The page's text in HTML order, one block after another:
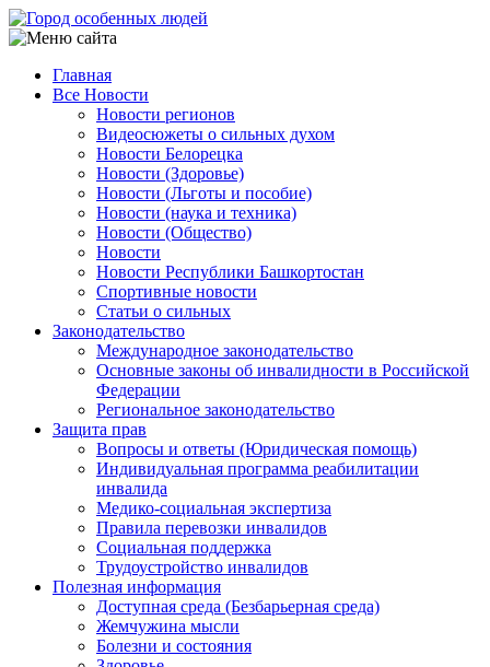
Перейти
к
содержанию
Main
navigation
Главная
Все Новости
Новости регионов
Видеосюжеты о сильных духом
Новости Белорецка
Новости (Здоровье)
Новости (Льготы и пособие)
Новости (наука и техника)
Новости (Общество)
Новости
Новости Республики Башкортостан
Спортивные новости
Статьи о сильных
Законодательство
Международное законодательство
Основные законы об инвалидности в Российской
Федерации
Региональное законодательство
Защита прав
Вопросы и ответы (Юридическая помощь)
Индивидуальная программа реабилитации
инвалида
Медико-социальная экспертиза
Правила перевозки инвалидов
Социальная поддержка
Трудоустройство инвалидов
Полезная информация
Доступная среда (Безбарьерная среда)
Жемчужина мысли
Болезни и состояния